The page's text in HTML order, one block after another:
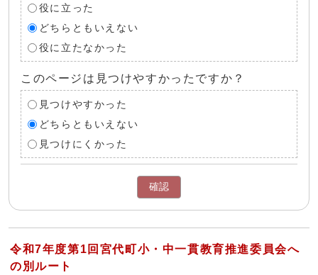
役に立った
どちらともいえない
役に立たなかった
このページは見つけやすかったですか？
見つけやすかった
どちらともいえない
見つけにくかった
確認
令和7年度第1回宮代町小・中一貫教育推進委員会へ
の別ルート